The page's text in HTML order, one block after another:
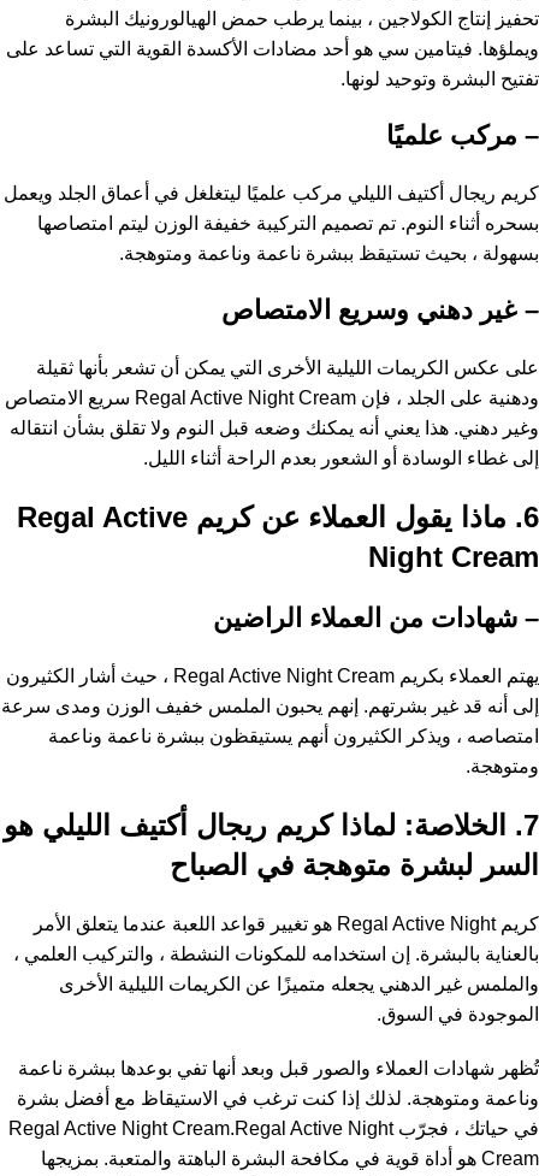
تحفيز إنتاج الكولاجين ، بينما يرطب حمض الهيالورونيك البشرة
ويملؤها. فيتامين سي هو أحد مضادات الأكسدة القوية التي تساعد على
تفتيح البشرة وتوحيد لونها.
– مركب علميًا
كريم ريجال أكتيف الليلي مركب علميًا ليتغلغل في أعماق الجلد ويعمل
بسحره أثناء النوم. تم تصميم التركيبة خفيفة الوزن ليتم امتصاصها
بسهولة ، بحيث تستيقظ ببشرة ناعمة وناعمة ومتوهجة.
– غير دهني وسريع الامتصاص
على عكس الكريمات الليلية الأخرى التي يمكن أن تشعر بأنها ثقيلة
ودهنية على الجلد ، فإن Regal Active Night Cream سريع الامتصاص
وغير دهني. هذا يعني أنه يمكنك وضعه قبل النوم ولا تقلق بشأن انتقاله
إلى غطاء الوسادة أو الشعور بعدم الراحة أثناء الليل.
6. ماذا يقول العملاء عن كريم Regal Active
Night Cream
– شهادات من العملاء الراضين
يهتم العملاء بكريم Regal Active Night Cream ، حيث أشار الكثيرون
إلى أنه قد غير بشرتهم. إنهم يحبون الملمس خفيف الوزن ومدى سرعة
امتصاصه ، ويذكر الكثيرون أنهم يستيقظون ببشرة ناعمة وناعمة
ومتوهجة.
7. الخلاصة: لماذا كريم ريجال أكتيف الليلي هو
السر لبشرة متوهجة في الصباح
كريم Regal Active Night هو تغيير قواعد اللعبة عندما يتعلق الأمر
بالعناية بالبشرة. إن استخدامه للمكونات النشطة ، والتركيب العلمي ،
والملمس غير الدهني يجعله متميزًا عن الكريمات الليلية الأخرى
الموجودة في السوق.
تُظهر شهادات العملاء والصور قبل وبعد أنها تفي بوعدها ببشرة ناعمة
وناعمة ومتوهجة. لذلك إذا كنت ترغب في الاستيقاظ مع أفضل بشرة
في حياتك ، فجرّب Regal Active Night Cream.Regal Active Night
Cream هو أداة قوية في مكافحة البشرة الباهتة والمتعبة. بمزيجها